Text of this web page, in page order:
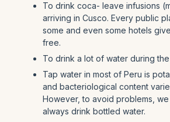
To drink coca- leave infusions
arriving in Cusco. Every public
some and even some hotels
free.
To drink a lot of water during
Tap water in most of Peru is
and bacteriological content
However, to avoid problems,
always drink bottled water.